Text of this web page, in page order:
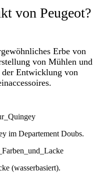
von Peugeot?
Erbe von
von Mühlen und
der Entwicklung von
im Departement Doubs.
(wasserbasiert).